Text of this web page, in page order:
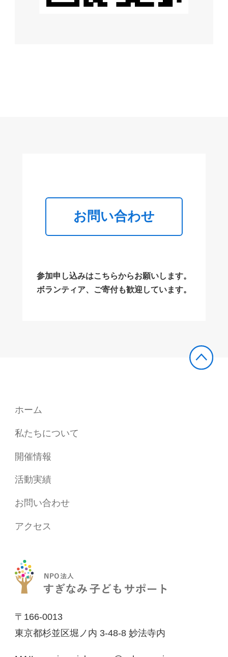
お問い合わせ
参加申し込みはこちらからお願いします。
ボランティア、ご寄付も歓迎しています。
ホーム
私たちについて
開催情報
活動実績
お問い合わせ
アクセス
〒166-0013
東京都杉並区堀ノ内 3-48-8 妙法寺内